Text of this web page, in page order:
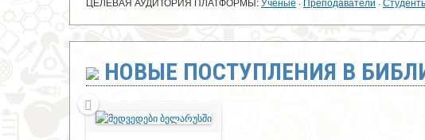
НОВЫЕ ПОСТУПЛЕНИЯ В